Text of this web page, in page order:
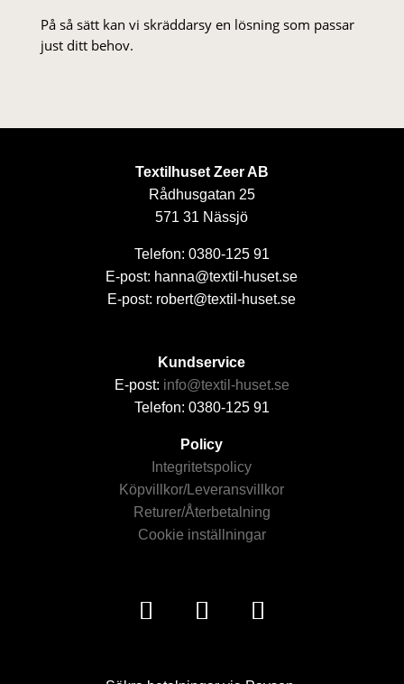
På så sätt kan vi skräddarsy en lösning som passar
just ditt behov.
Textilhuset Zeer AB
Rådhusgatan 25
571 31 Nässjö
Telefon: 0380-125 91
E-post: hanna@textil-huset.se
E-post: robert@textil-huset.se
Kundservice
E-post: info@textil-huset.se
Telefon: 0380-125 91
Policy
Integritetspolicy
Köpvillkor/Leveransvillkor
Returer/Återbetalning
Cookie inställningar